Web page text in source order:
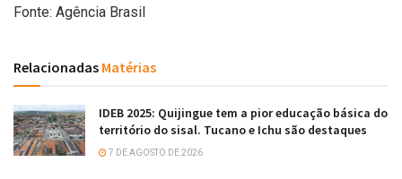
Fonte: Agência Brasil
Relacionadas Matérias
IDEB 2025: Quijingue tem a pior educação básica do
território do sisal. Tucano e Ichu são destaques
7 DE AGOSTO DE 2026